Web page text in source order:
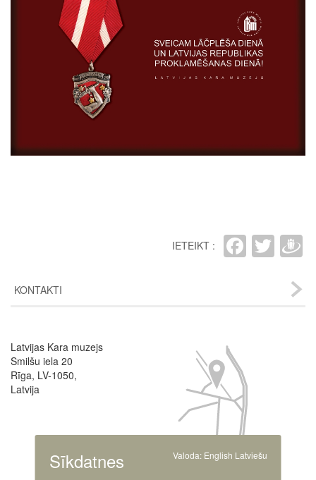
IETEIKT :
KONTAKTI
Latvijas Kara muzejs
Smilšu iela 20
Rīga, LV-1050,
Latvija
Sīkdatnes Valoda: English Latviešu